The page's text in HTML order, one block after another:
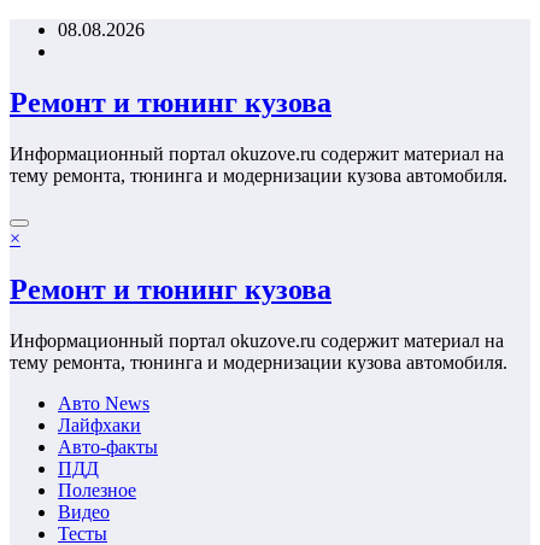
Перейти08.08.2026
Ремонт и тюнинг кузова
Информационный портал okuzove.ru содержит материал на
тему ремонта, тюнинга и модернизации кузова автомобиля.
×
Ремонт и тюнинг кузова
Информационный портал okuzove.ru содержит материал на
тему ремонта, тюнинга и модернизации кузова автомобиля.
Авто News
Лайфхаки
Авто-факты
ПДД
Полезное
Видео
Тесты